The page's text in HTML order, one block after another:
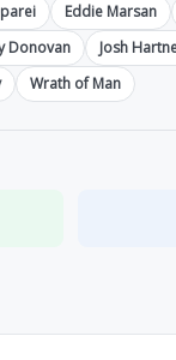
Eddie Marsan
Donovan Josh
Wrath of Man